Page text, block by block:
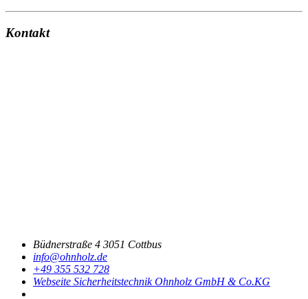
Kontakt
Büdnerstraße 4 3051 Cottbus
ed.zlohnho
@ofni
+49 355 532 728
Webseite Sicherheitstechnik Ohnholz GmbH & Co.KG